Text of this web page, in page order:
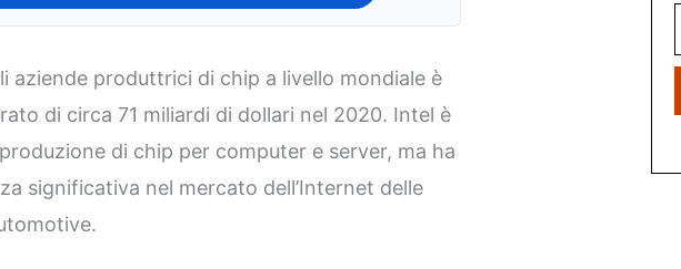
aziende produttrici di chip a livello mondiale è
di circa 71 miliardi di dollari nel 2020. Intel è
di chip per computer e server, ma ha
significativa nel mercato dell’Internet delle